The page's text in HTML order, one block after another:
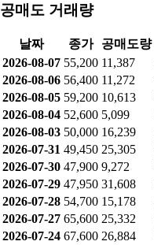
공매도 거래량
날짜 종가 공매도량
2026-08-07 55,200 11,387
2026-08-06 56,400 11,272
2026-08-05 59,200 10,613
2026-08-04 52,600 5,099
2026-08-03 50,000 16,239
2026-07-31 49,450 25,305
2026-07-30 47,900 9,272
2026-07-29 47,950 31,608
2026-07-28 54,700 15,178
2026-07-27 65,600 25,332
2026-07-24 67,600 26,884